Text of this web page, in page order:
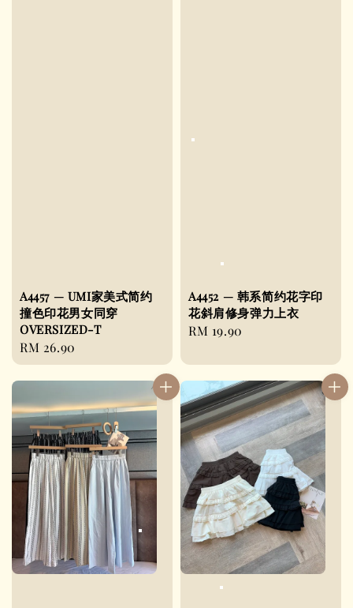
A4457 — UMI家美式简约
撞色印花男女同穿
OVERSIZED-T
Regular
price
RM 26.90
A4452 — 韩系简约花字印
花斜肩修身弹力上衣
Regular
RM 19.90